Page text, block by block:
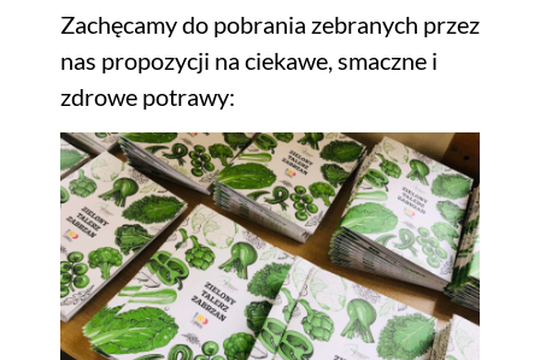
Zachęcamy do pobrania zebranych przez
nas propozycji na ciekawe, smaczne i
zdrowe potrawy: